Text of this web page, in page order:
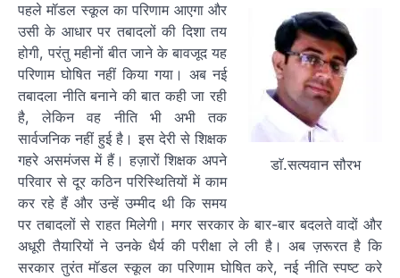
डाॅ.सत्यवान सौरभ
पहले मॉडल स्कूल का परिणाम आएगा और
उसी के आधार पर तबादलों की दिशा तय
होगी, परंतु महीनों बीत जाने के बावजूद यह
परिणाम घोषित नहीं किया गया। अब नई
तबादला नीति बनाने की बात कही जा रही
है, लेकिन वह नीति भी अभी तक
सार्वजनिक नहीं हुई है। इस देरी से शिक्षक
गहरे असमंजस में हैं। हज़ारों शिक्षक अपने
परिवार से दूर कठिन परिस्थितियों में काम
कर रहे हैं और उन्हें उम्मीद थी कि समय
पर तबादलों से राहत मिलेगी। मगर सरकार के बार-बार बदलते वादों और
अधूरी तैयारियों ने उनके धैर्य की परीक्षा ले ली है। अब ज़रूरत है कि
सरकार तुरंत मॉडल स्कूल का परिणाम घोषित करे, नई नीति स्पष्ट करे